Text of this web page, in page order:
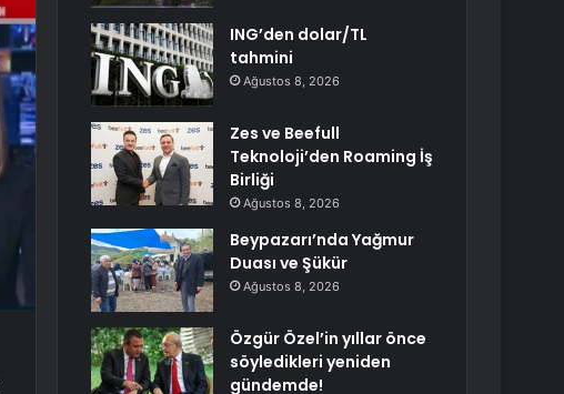
ING’den dolar/TL
tahmini
Ağustos 8, 2026
Zes ve Beefull
Teknoloji’den Roaming İş
Birliği
Ağustos 8, 2026
Beypazarı’nda Yağmur
Duası ve Şükür
Ağustos 8, 2026
Özgür Özel’in yıllar önce
söyledikleri yeniden
gündemde!